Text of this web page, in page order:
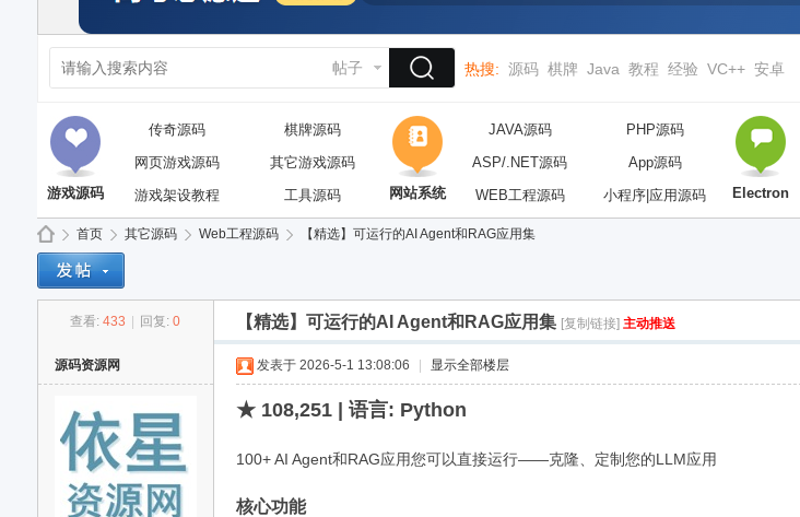
帖子 热搜: 源码 棋牌 Java 教程 经验 VC++ 安卓
游戏源码
传奇源码
棋牌源码
网页游戏源码
其它游戏源码
游戏架设教程
工具源码 网站系统
JAVA源码
PHP源码
ASP/.NET源码
App源码
WEB工程源码
小程序|应用源码 Electron
首页
›
其它源码
›
Web工程源码
›
【精选】可运行的AI Agent和RAG应用集
查看: 433 回复: 0 【精选】可运行的AI Agent和RAG应用集 [复制链接] 主动推送
源码资源网 发表于 2026-5-1 13:08:06 显示全部楼层
★ 108,251 | 语言: Python
100+ AI Agent和RAG应用您可以直接运行——克隆、定制您的LLM应用
核心功能